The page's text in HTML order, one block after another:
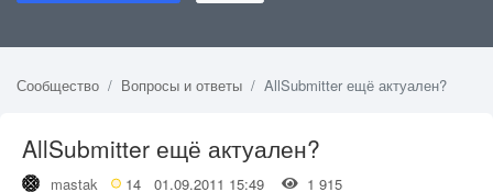
Сообщество Вопросы и ответы AllSubmitter ещё актуален?
AllSubmitter ещё актуален?
mastak 14 01.09.2011 15:49 1 915